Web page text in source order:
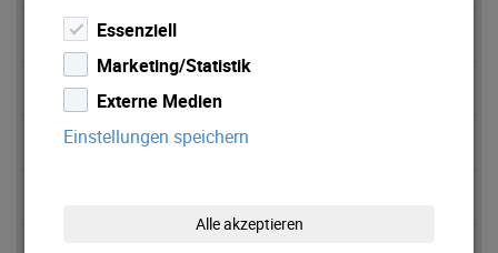
News 2024
News 2023
News 2022
Essenziell
Marketing/Statistik
Externe Medien
Einstellungen speichern
Alle akzeptieren